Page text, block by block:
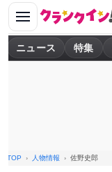
ニュース 特集
TOP 人物情報 佐野史郎